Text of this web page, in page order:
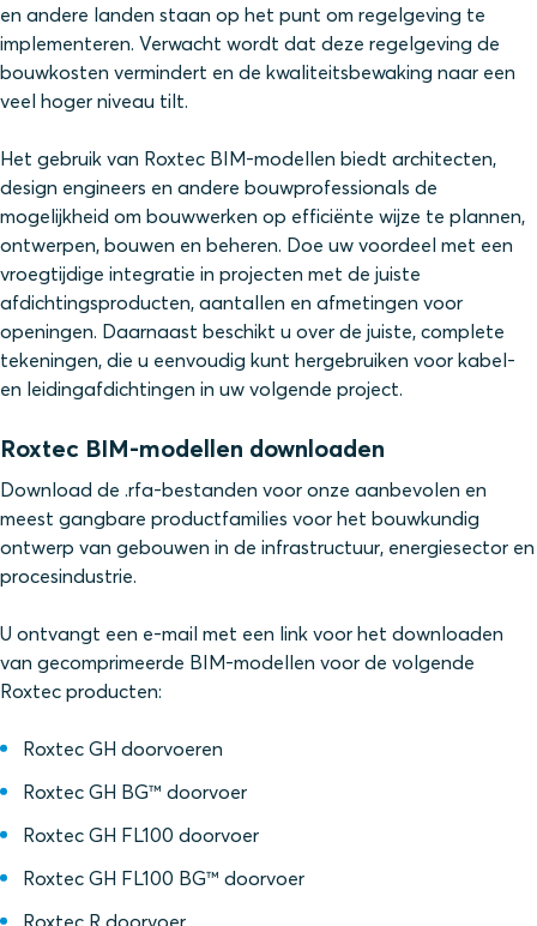
en andere landen staan op het punt om regelgeving te
implementeren. Verwacht wordt dat deze regelgeving de
bouwkosten vermindert en de kwaliteitsbewaking naar een
veel hoger niveau tilt.
Het gebruik van Roxtec BIM-modellen biedt architecten,
design engineers en andere bouwprofessionals de
mogelijkheid om bouwwerken op efficiënte wijze te plannen,
ontwerpen, bouwen en beheren. Doe uw voordeel met een
vroegtijdige integratie in projecten met de juiste
afdichtingsproducten, aantallen en afmetingen voor
openingen. Daarnaast beschikt u over de juiste, complete
tekeningen, die u eenvoudig kunt hergebruiken voor kabel-
en leidingafdichtingen in uw volgende project.
Roxtec BIM-modellen downloaden
Download de .rfa-bestanden voor onze aanbevolen en
meest gangbare productfamilies voor het bouwkundig
ontwerp van gebouwen in de infrastructuur, energiesector en
procesindustrie.
U ontvangt een e-mail met een link voor het downloaden
van gecomprimeerde BIM-modellen voor de volgende
Roxtec producten:
Roxtec GH doorvoeren
Roxtec GH BG™ doorvoer
Roxtec GH FL100 doorvoer
Roxtec GH FL100 BG™ doorvoer
Roxtec R doorvoer